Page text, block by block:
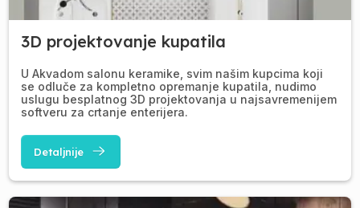
3D projektovanje kupatila
U Akvadom salonu keramike, svim našim kupcima koji
se odluče za kompletno opremanje kupatila, nudimo
uslugu besplatnog 3D projektovanja u najsavremenijem
softveru za crtanje enterijera.
Detaljnije